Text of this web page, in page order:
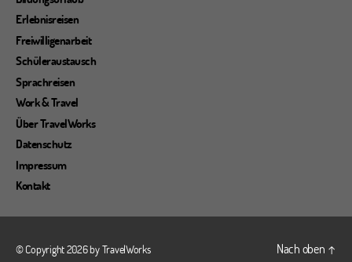
Erlebnisreisen
Freiwilligenarbeit
Schüleraustausch
Sprachreisen
Work & Travel
Über TravelWorks
Datenschutz
Impressum
Kontakt
© Copyright 2026 byTravelWorks Nach oben ↑